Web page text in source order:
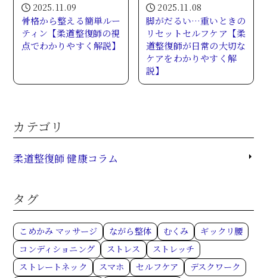
2025.11.09
骨格から整える簡単ルー
ティン【柔道整復師の視
点でわかりやすく解説】
2025.11.08
脚がだるい…重いときの
リセットセルフケア【柔
道整復師が日常の大切な
ケアをわかりやすく解
説】
カテゴリ
柔道整復師 健康コラム
タグ
こめかみ マッサージ ながら整体 むくみ
ギックリ腰
コンディショニング
ストレス
ストレッチ
ストレートネック
スマホ セルフケア
デスクワーク